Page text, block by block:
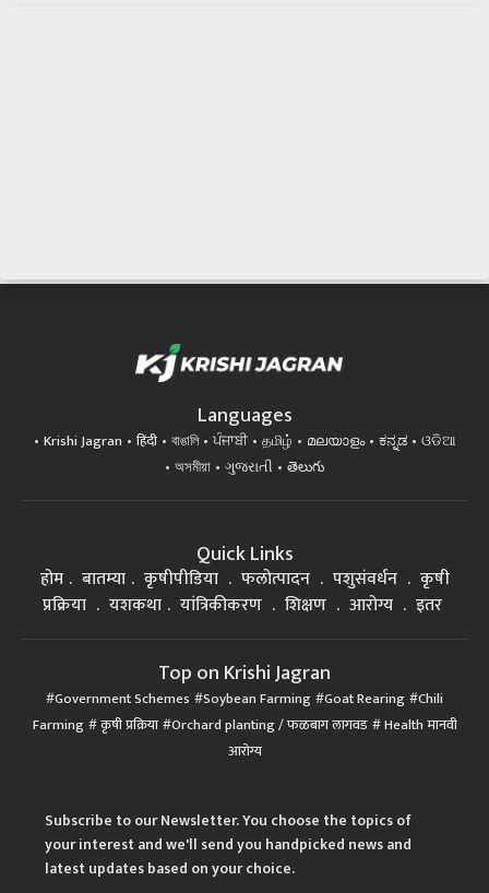
Languages
Krishi Jagran हिंदी বাঙালি ਪੰਜਾਬੀ தமிழ் മലയാളം ಕನ್ನಡ
ଓଡିଆ
অসমীয়া
ગુજરાતી తెలుగు
Quick Links
होम बातम्या कृषीपीडिया फलोत्पादन पशुसंवर्धन
कृषी
प्रक्रिया
यशकथा यांत्रिकीकरण शिक्षण आरोग्य इतर
Top on Krishi Jagran
Government Schemes Soybean Farming Goat Rearing Chili
Farming कृषी प्रक्रिया Orchard planting / फळबाग लागवड Health मानवी
आरोग्य
Subscribe to our Newsletter. You choose the topics of
your interest and we'll send you handpicked news and
latest updates based on your choice.